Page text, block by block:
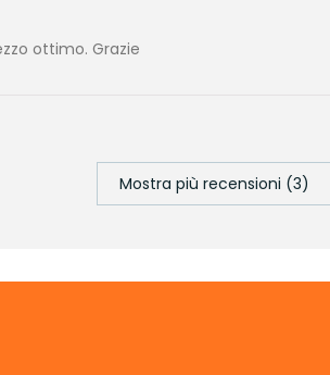
ottimo. Grazie
Mostra più recensioni (3)